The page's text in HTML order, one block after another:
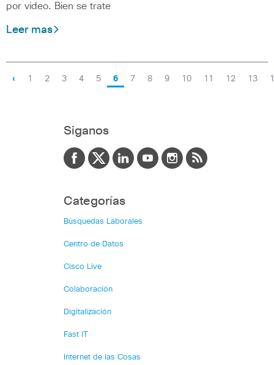
por video. Bien se trate
Leer mas
‹ 1 2 3 4 5 6 7 8 9 10 11 12 13
Siganos
Categorías
Búsquedas Laborales
Centro de Datos
Cisco Live
Colaboración
Digitalización
Fast IT
Internet de las Cosas